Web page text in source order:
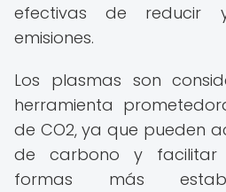
efectivas de reducir
emisiones.
Los plasmas son
herramienta
de CO2, ya que pueden
de carbono y facilitar
formas más